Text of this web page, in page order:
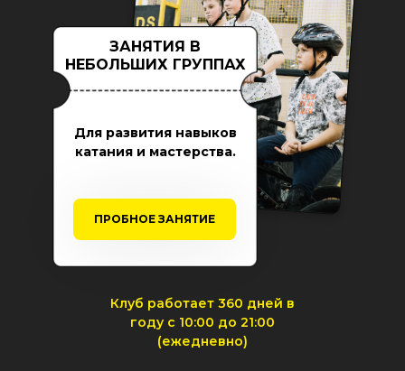
ЗАНЯТИЯ В
НЕБОЛЬШИХ ГРУППАХ
Для развития навыков
катания и мастерства.
ПРОБНОЕ ЗАНЯТИЕ
Клуб работает 360 дней в
году с 10:00 до 21:00
(ежедневно)